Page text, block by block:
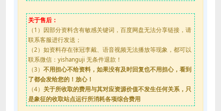
关于售后：
（1）因部分资料含有敏感关键词，百度网盘无法分享链接，请
联系客服进行发送；
（2）如资料存在张冠李戴、语音视频无法播放等现象，都可以
联系微信：yishanguji 无条件退款！
（3） 不用担心不给资料，如果没有及时回复也不用担心，看到
了都会发给您的！放心！
（4） 关于所收取的费用与其对应资源价值不发生任何关系，只
是象征的收取站点运行所消耗各项综合费用